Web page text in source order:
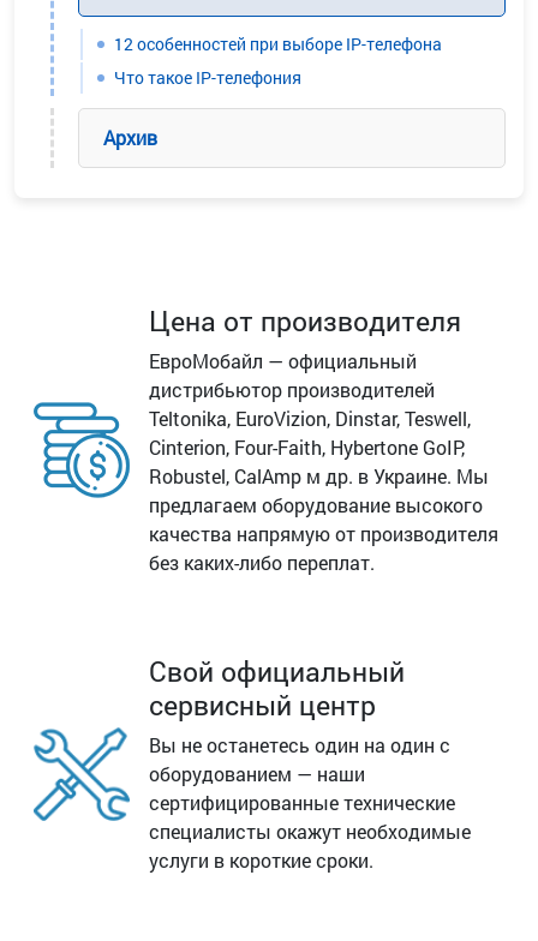
12 особенностей при выборе IP-телефона
Что такое IP-телефония
Архив
Цена от производителя
ЕвроМобайл — официальный
дистрибьютор производителей
Teltonika, EuroVizion, Dinstar, Teswell,
Cinterion, Four-Faith, Hybertone GoIP,
Robustel, CalAmp м др. в Украине. Мы
предлагаем оборудование высокого
качества напрямую от производителя
без каких-либо переплат.
Свой официальный
сервисный центр
Вы не останетесь один на один с
оборудованием — наши
сертифицированные технические
специалисты окажут необходимые
услуги в короткие сроки.